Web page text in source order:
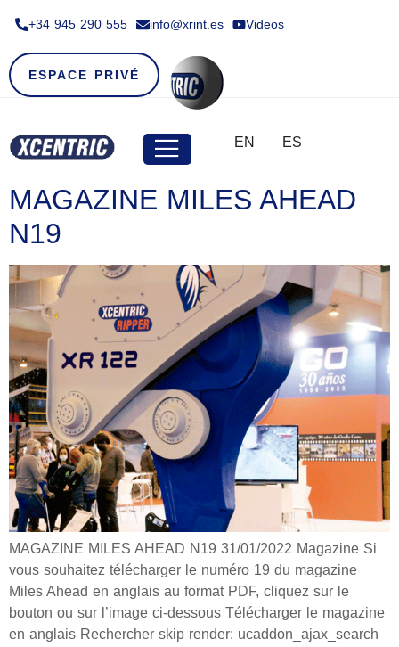
+34 945 290 555​ info@xrint.es Videos
ESPACE PRIVÉ
EN ES
MAGAZINE MILES AHEAD
N19
MAGAZINE MILES AHEAD N19 31/01/2022 Magazine Si
vous souhaitez télécharger le numéro 19 du magazine
Miles Ahead en anglais au format PDF, cliquez sur le
bouton ou sur l’image ci-dessous Télécharger le magazine
en anglais Rechercher skip render: ucaddon_ajax_search